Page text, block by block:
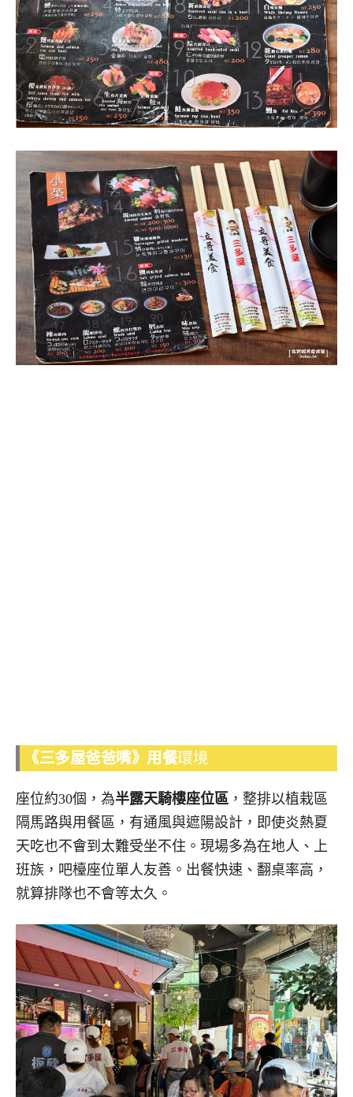
《三多屋爸爸嘴》 用餐環境
座位約30個，為半露天騎樓座位區 ，整排以植栽區
隔馬路與用餐區，有通風與遮陽設計，即使炎熱夏
天吃也不會到太難受坐不住。現場多為在地人、上
班族，吧檯座位單人友善。出餐快速、翻桌率高，
就算排隊也不會等太久。